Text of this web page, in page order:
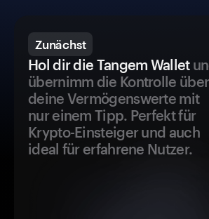
Zunächst
Hol dir die Tangem Wallet
übernimm die Kontrolle über
deine Vermögenswerte mit
nur einem Tipp. Perfekt für
Krypto-Einsteiger und auch
ideal für erfahrene Nutzer.